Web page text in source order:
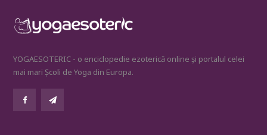
YOGAESOTERIC - o enciclopedie ezoterică online și portalul celei
mai mari Școli de Yoga din Europa.